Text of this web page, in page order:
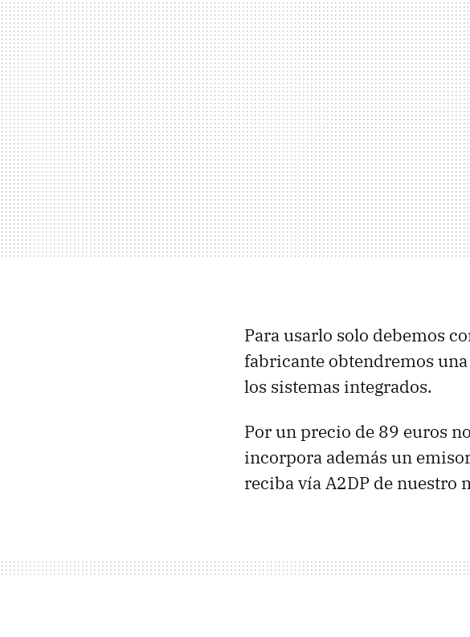
Para usarlo solo debemos
fabricante obtendremos
los sistemas integrados.
Por un precio de 89 euros
incorpora además un
reciba vía A2DP de nuestro